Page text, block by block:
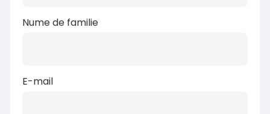
Nume de familie
E-mail